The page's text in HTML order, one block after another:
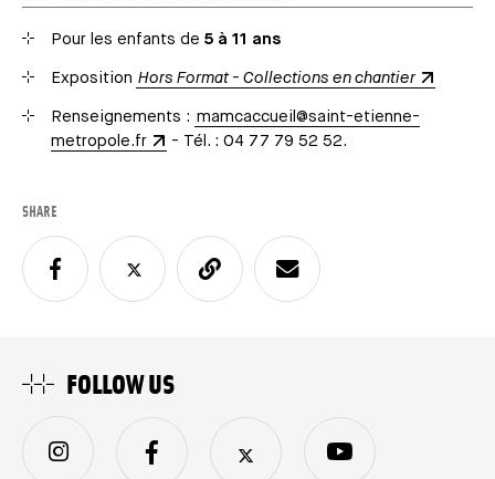
Pour les enfants de 5 à 11 ans
Exposition Hors Format - Collections en chantier
Renseignements : mamcaccueil@saint-etienne-
metropole.fr
- Tél. : 04 77 79 52 52.
SHARE
FOLLOW US